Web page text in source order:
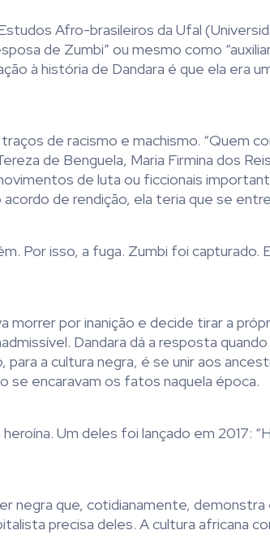
Afro-brasileiros da Ufal
de Zumbi” ou mesmo como
à história de Dandara é que ela era
de racismo e machismo. “Quem
de Benguela, Maria Firmina dos
de luta ou ficcionais
de rendição, ela teria que se
Por isso, a fuga. Zumbi foi capturado.
morrer por inanição e decide tirar a
Dandara dá a resposta
para a cultura negra, é se unir aos
se encaravam os fatos naquela época.
Um deles foi lançado em 2017:
negra que, cotidianamente, demonstra
precisa deles. A cultura africana